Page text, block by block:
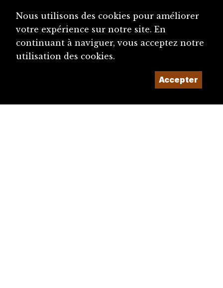
Nous utilisons des cookies pour améliorer
votre expérience sur notre site. En
continuant à naviguer, vous acceptez notre
utilisation des cookies.
Accepter